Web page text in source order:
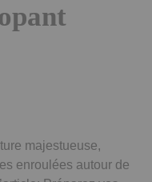
majestueuse,
enroulées autour de